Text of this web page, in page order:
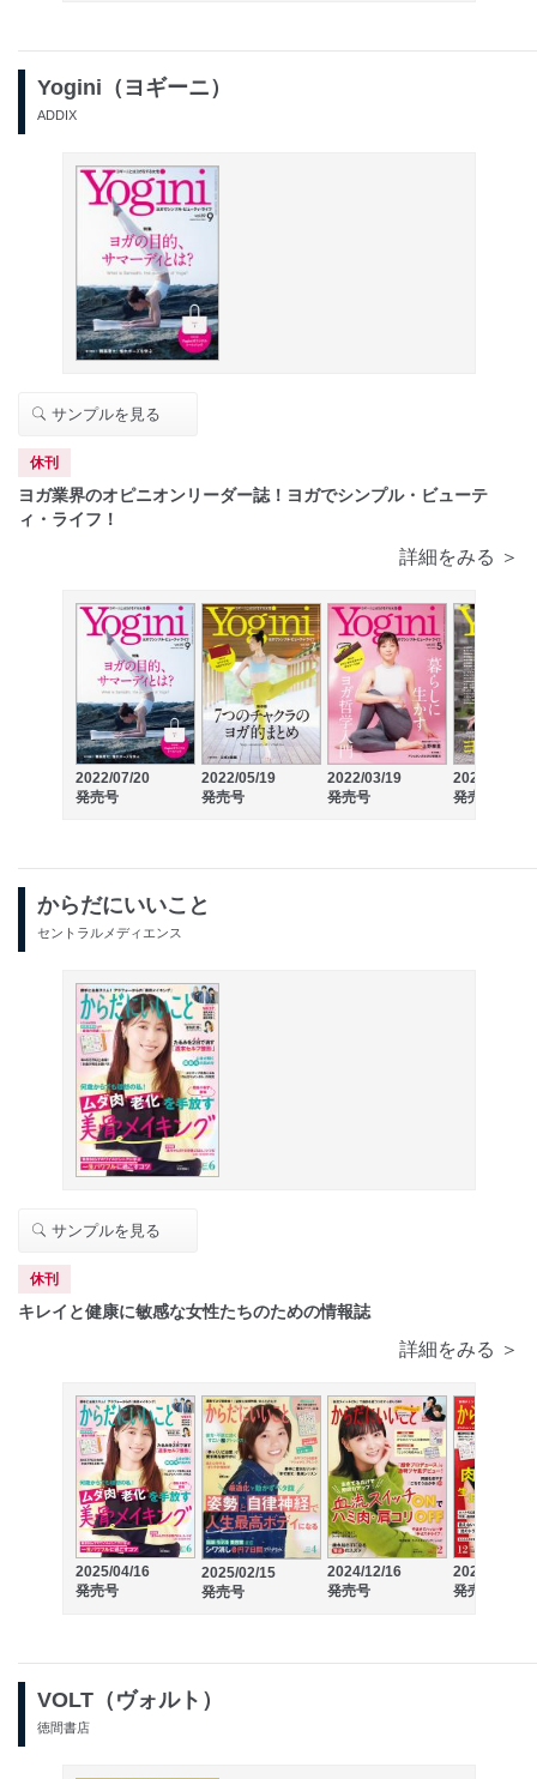
Yogini（ヨギーニ）
ADDIX
サンプルを見る
休刊
ヨガ業界のオピニオンリーダー誌！ヨガでシンプル・ビューテ
ィ・ライフ！
詳細をみる ＞
2022/07/20
発売号
2022/05/19
発売号
2022/03/19
発売号
2022/01/20
発売号
からだにいいこと
セントラルメディエンス
サンプルを見る
休刊
キレイと健康に敏感な女性たちのための情報誌
詳細をみる ＞
2025/04/16
発売号
2025/02/15
発売号
2024/12/16
発売号
2024/10/16
発売号
VOLT（ヴォルト）
徳間書店